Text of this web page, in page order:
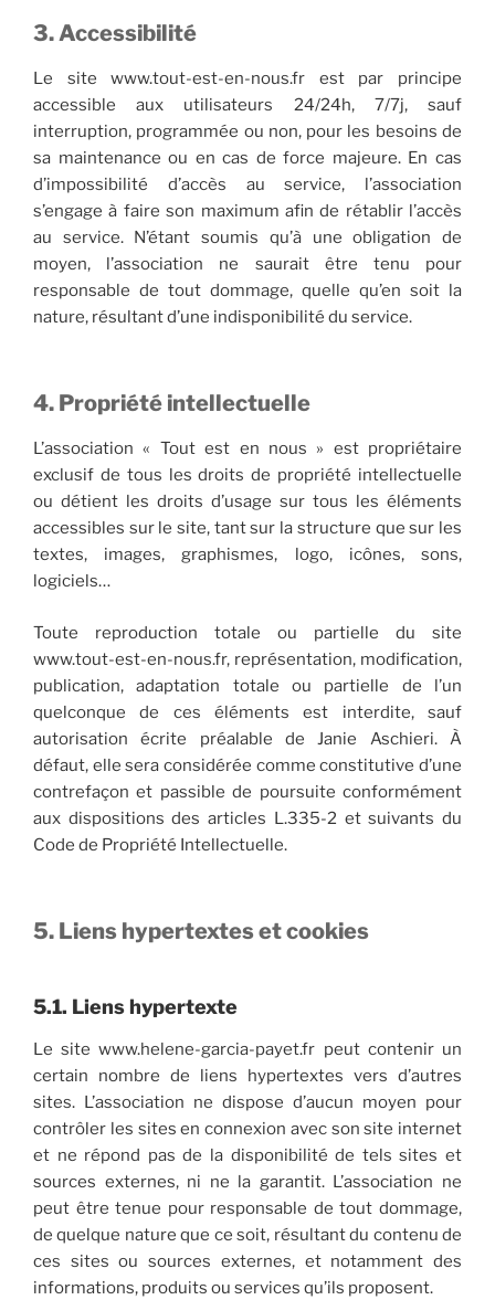
3. Accessibilité
Le site www.tout-est-en-nous.fr est par principe
accessible aux utilisateurs 24/24h, 7/7j, sauf
interruption, programmée ou non, pour les besoins de
sa maintenance ou en cas de force majeure. En cas
d’impossibilité d’accès au service, l’association
s’engage à faire son maximum afin de rétablir l’accès
au service. N’étant soumis qu’à une obligation de
moyen, l’association ne saurait être tenu pour
responsable de tout dommage, quelle qu’en soit la
nature, résultant d’une indisponibilité du service.
4. Propriété intellectuelle
L’association « Tout est en nous » est propriétaire
exclusif de tous les droits de propriété intellectuelle
ou détient les droits d’usage sur tous les éléments
accessibles sur le site, tant sur la structure que sur les
textes, images, graphismes, logo, icônes, sons,
logiciels…
Toute reproduction totale ou partielle du site
www.tout-est-en-nous.fr, représentation, modification,
publication, adaptation totale ou partielle de l’un
quelconque de ces éléments est interdite, sauf
autorisation écrite préalable de Janie Aschieri. À
défaut, elle sera considérée comme constitutive d’une
contrefaçon et passible de poursuite conformément
aux dispositions des articles L.335-2 et suivants du
Code de Propriété Intellectuelle.
5. Liens hypertextes et cookies
5.1. Liens hypertexte
Le site www.helene-garcia-payet.fr peut contenir un
certain nombre de liens hypertextes vers d’autres
sites. L’association ne dispose d’aucun moyen pour
contrôler les sites en connexion avec son site internet
et ne répond pas de la disponibilité de tels sites et
sources externes, ni ne la garantit. L’association ne
peut être tenue pour responsable de tout dommage,
de quelque nature que ce soit, résultant du contenu de
ces sites ou sources externes, et notamment des
informations, produits ou services qu’ils proposent.